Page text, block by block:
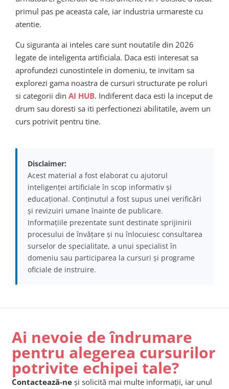
primul pas pe aceasta cale, iar industria urmareste cu
atentie.
Cu siguranta ai inteles care sunt noutatile din 2026
legate de inteligenta artificiala. Daca esti interesat sa
aprofundezi cunostintele in domeniu, te invitam sa
explorezi gama noastra de cursuri structurate pe roluri
si categorii din AI HUB. Indiferent daca esti la inceput de
drum sau doresti sa iti perfectionezi abilitatile, avem un
curs potrivit pentru tine.
Disclaimer:
Acest material a fost elaborat cu ajutorul
inteligenței artificiale în scop informativ și
educațional. Conținutul a fost supus unei verificări
și revizuiri umane înainte de publicare.
Informațiile prezentate sunt destinate sprijinirii
procesului de învățare și nu înlocuiesc consultarea
surselor de specialitate, a unui specialist în
domeniu sau participarea la cursuri și programe
oficiale de instruire.
Ai nevoie de îndrumare
pentru alegerea cursurilor
potrivite echipei tale?
Contactează-ne și solicită mai multe informații, iar unul